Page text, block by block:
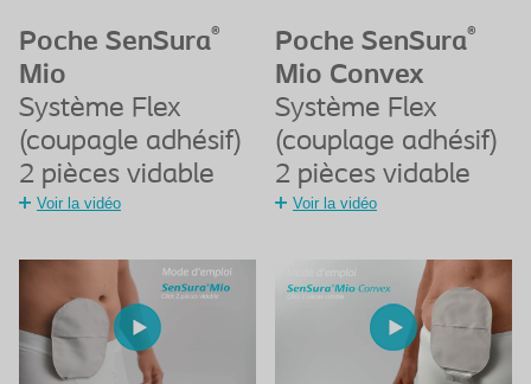
Poche SenSura®
Mio
Système Flex
(coupagle adhésif)
2 pièces vidable
Voir la vidéo
Poche SenSura®
Mio Convex
Système Flex
(couplage adhésif)
2 pièces vidable
Voir la vidéo